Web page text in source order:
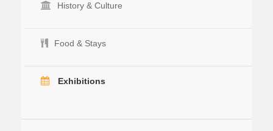
History & Culture
Food & Stays
Exhibitions